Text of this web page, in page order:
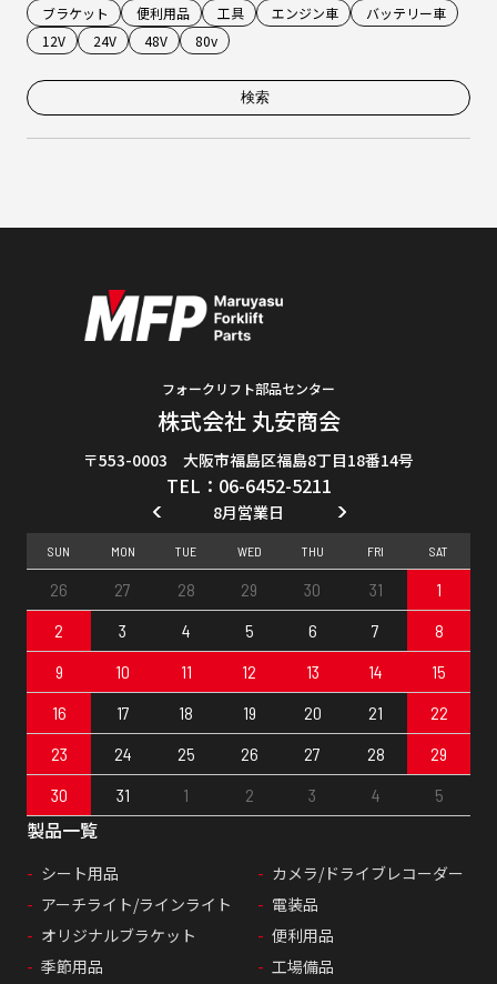
ブラケット
便利用品 工具 エンジン車
バッテリー車
12V
24V 48V 80v
検索
フォークリフト部品センター
株式会社 丸安商会
〒553-0003 大阪市福島区福島8丁目18番14号
TEL：06-6452-5211
製品一覧
シート用品
カメラ/ドライブレコーダー
アーチライト/ラインライト
電装品
オリジナルブラケット
便利用品
季節用品
工場備品
8月営業日
SUN MON TUE WED THU FRI SAT
26 27 28 29 30 31
1
2
3 4 5 6 7
8
9
10 11 12 13 14
15
16
17 18 19 20 21
22
23
24 25 26 27 28
29
30
31 1 2 3 4 5